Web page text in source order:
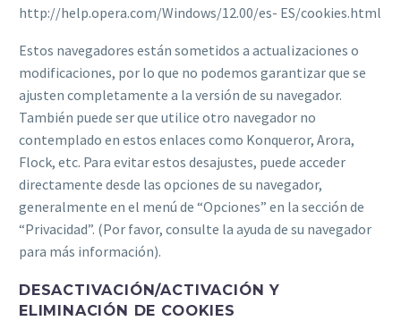
http://help.opera.com/Windows/12.00/es- ES/cookies.html
Estos navegadores están sometidos a actualizaciones o
modificaciones, por lo que no podemos garantizar que se
ajusten completamente a la versión de su navegador.
También puede ser que utilice otro navegador no
contemplado en estos enlaces como Konqueror, Arora,
Flock, etc. Para evitar estos desajustes, puede acceder
directamente desde las opciones de su navegador,
generalmente en el menú de “Opciones” en la sección de
“Privacidad”. (Por favor, consulte la ayuda de su navegador
para más información).
DESACTIVACIÓN/ACTIVACIÓN Y
ELIMINACIÓN DE COOKIES